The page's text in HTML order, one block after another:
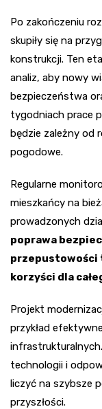
Po zakończeniu
skupiły się na
konstrukcji. Ten
analiz, aby nowy
bezpieczeństwa
tygodniach prace
będzie zależny od
pogodowe.
Regularne
mieszkańcy na
prowadzonych
poprawa
przepustowości
korzyści dla
Projekt
przykład
technologii i
liczyć na szybsze
przyszłości.